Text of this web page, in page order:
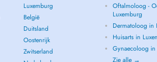
Luxemburg
België
Duitsland
Oostenrijk
Zwitserland
Oftalmoloog -
Luxemburg
Dermatoloog in
Huisarts in
Gynaecoloog in
Zie alle →